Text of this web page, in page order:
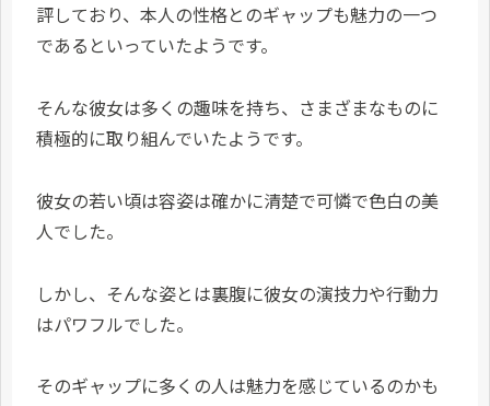
評しており、本人の性格とのギャップも魅力の一つ
であるといっていたようです。
そんな彼女は多くの趣味を持ち、さまざまなものに
積極的に取り組んでいたようです。
彼女の若い頃は容姿は確かに清楚で可憐で色白の美
人でした。
しかし、そんな姿とは裏腹に彼女の演技力や行動力
はパワフルでした。
そのギャップに多くの人は魅力を感じているのかも